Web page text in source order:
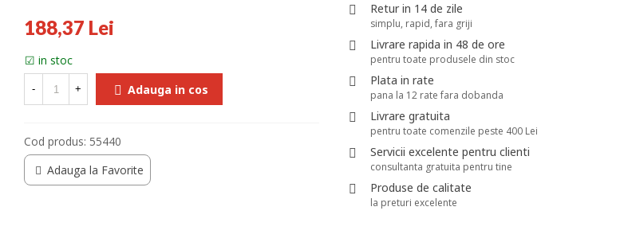
188,37 Lei
in stoc
- + Adauga in cos
Cod produs: 55440
Adauga la Favorite
Retur in 14 de zile
simplu, rapid, fara griji
Livrare rapida in 48 de ore
pentru toate produsele din stoc
Plata in rate
pana la 12 rate fara dobanda
Livrare gratuita
pentru toate comenzile peste 400 Lei
Servicii excelente pentru clienti
consultanta gratuita pentru tine
Produse de calitate
la preturi excelente